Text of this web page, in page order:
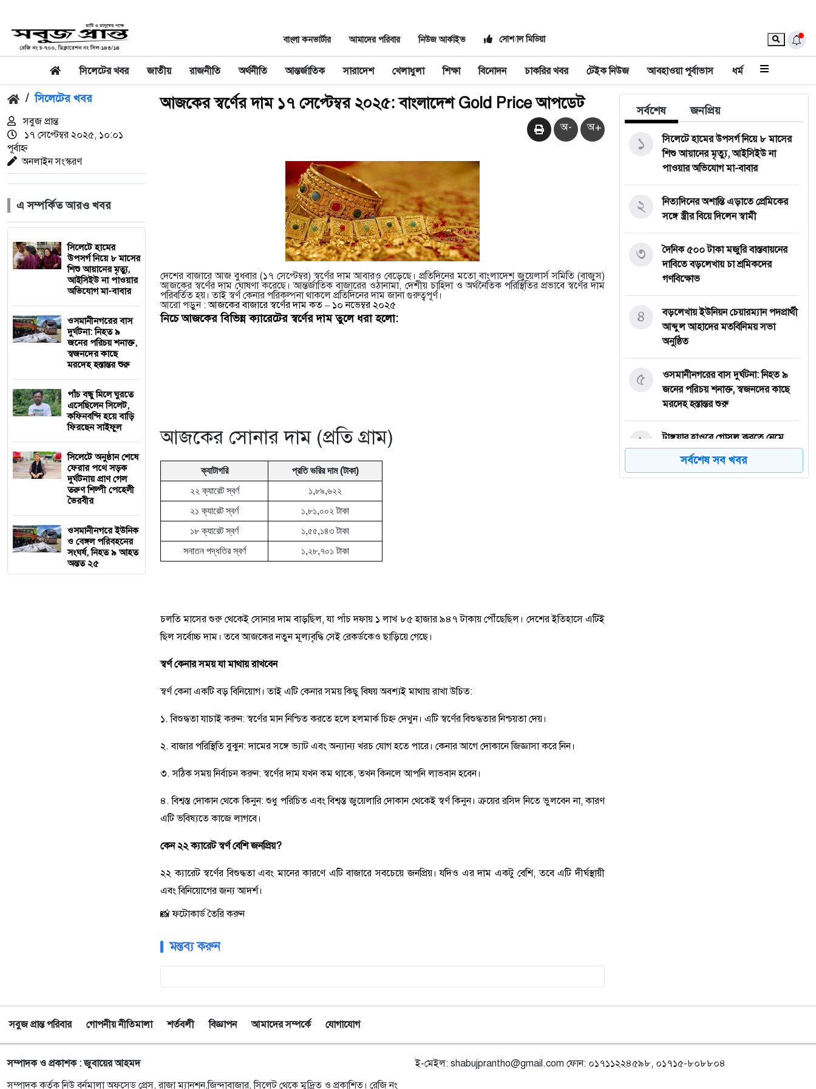
বাংলা কনভার্টার আমাদের পরিবার নিউজ আর্কাইভ সোশ্যাল মিডিয়া
সিলেটের খবর জাতীয় রাজনীতি অর্থনীতি আন্তর্জাতিক সারাদেশ খেলাধুলা শিক্ষা বিনোদন চাকরির খবর টেইক নিউজ আবহাওয়া পূর্বাভাস ধর্ম
/ সিলেটের খবর
সবুজ প্রান্ত
১৭ সেপ্টেম্বর ২০২৫, ১০:০১
পূর্বাহ্ন
অনলাইন সংস্করণ
এ সম্পর্কিত আরও খবর
সিলেটে হামের
উপসর্গ নিয়ে ৮ মাসের
শিশু আয়ানের মৃত্যু,
আইসিইউ না পাওয়ার
অভিযোগ মা-বাবার
‎ওসমানীনগরের বাস
দুর্ঘটনা: নিহত ৯
জনের পরিচয় শনাক্ত,
স্বজনদের কাছে
মরদেহ হস্তান্তর শুরু
পাঁচ বন্ধু মিলে ঘুরতে
এসেছিলেন সিলেট,
কফিনবন্দি হয়ে বাড়ি
ফিরছেন সাইফুল
সিলেটে অনুষ্ঠান শেষে
ফেরার পথে সড়ক
দুর্ঘটনায় প্রাণ গেল
তরুণ শিল্পী পেহেলী
ভৈরবীর
ওসমানীনগরে ইউনিক
ও বেঙ্গল পরিবহনের
সংঘর্ষ, নিহত ৯ আহত
অন্তত ২৫
আজকের স্বর্ণের দাম ১৭ সেপ্টেম্বর ২০২৫: বাংলাদেশ Gold Price আপডেট
অ- অ+
দেশের বাজারে আজ বুধবার (১৭ সেপ্টেম্বর) স্বর্ণের দাম আবারও বেড়েছে। প্রতিদিনের মতো বাংলাদেশ জুয়েলার্স সমিতি (বাজুস)
আজকের স্বর্ণের দাম ঘোষণা করেছে। আন্তর্জাতিক বাজারের ওঠানামা, দেশীয় চাহিদা ও অর্থনৈতিক পরিস্থিতির প্রভাবে স্বর্ণের দাম
পরিবর্তিত হয়। তাই স্বর্ণ কেনার পরিকল্পনা থাকলে প্রতিদিনের দাম জানা গুরুত্বপূর্ণ।
আরো পড়ুন :আজকের বাজারে স্বর্ণের দাম কত – ১০ নভেম্বর ২০২৫
নিচে আজকের বিভিন্ন ক্যারেটের স্বর্ণের দাম তুলে ধরা হলো:
আজকের সোনার দাম (প্রতি গ্রাম)
ক্যাটাগরি
প্রতি ভরির দাম (টাকা)
২২ ক্যারেট স্বর্ণ
১,৮৯,৬২২
২১ ক্যারেট স্বর্ণ
১,৮১,০০২ টাকা
১৮ ক্যারেট স্বর্ণ
১,৫৫,১৪৩ টাকা
সনাতন পদ্ধতির স্বর্ণ
১,২৮,৭০১ টাকা
চলতি মাসের শুরু থেকেই সোনার দাম বাড়ছিল, যা পাঁচ দফায় ১ লাখ ৮৫ হাজার ৯৪৭ টাকায় পৌঁছেছিল। দেশের ইতিহাসে এটিই
ছিল সর্বোচ্চ দাম। তবে আজকের নতুন মূল্যবৃদ্ধি সেই রেকর্ডকেও ছাড়িয়ে গেছে।
স্বর্ণ কেনার সময় যা মাথায় রাখবেন
স্বর্ণ কেনা একটি বড় বিনিয়োগ। তাই এটি কেনার সময় কিছু বিষয় অবশ্যই মাথায় রাখা উচিত:
১. বিশুদ্ধতা যাচাই করুন: স্বর্ণের মান নিশ্চিত করতে হলে হলমার্ক চিহ্ন দেখুন। এটি স্বর্ণের বিশুদ্ধতার নিশ্চয়তা দেয়।
২. বাজার পরিস্থিতি বুঝুন: দামের সঙ্গে ভ্যাট এবং অন্যান্য খরচ যোগ হতে পারে। কেনার আগে দোকানে জিজ্ঞাসা করে নিন।
৩. সঠিক সময় নির্বাচন করুন: স্বর্ণের দাম যখন কম থাকে, তখন কিনলে আপনি লাভবান হবেন।
৪. বিশ্বস্ত দোকান থেকে কিনুন: শুধু পরিচিত এবং বিশ্বস্ত জুয়েলারি দোকান থেকেই স্বর্ণ কিনুন। ক্রয়ের রসিদ নিতে ভুলবেন না, কারণ
এটি ভবিষ্যতে কাজে লাগবে।
কেন ২২ ক্যারেট স্বর্ণ বেশি জনপ্রিয়?
২২ ক্যারেট স্বর্ণের বিশুদ্ধতা এবং মানের কারণে এটি বাজারে সবচেয়ে জনপ্রিয়। যদিও এর দাম একটু বেশি, তবে এটি দীর্ঘস্থায়ী
এবং বিনিয়োগের জন্য আদর্শ।
📸 ফটোকার্ড তৈরি করুন
মন্তব্য করুন
সর্বশেষ জনপ্রিয়
সিলেটে হামের উপসর্গ নিয়ে ৮ মাসের
শিশু আয়ানের মৃত্যু, আইসিইউ না
পাওয়ার অভিযোগ মা-বাবার
১
নিত্যদিনের অশান্তি এড়াতে প্রেমিকের
সঙ্গে স্ত্রীর বিয়ে দিলেন স্বামী
২
দৈনিক ৫০০ টাকা মজুরি বাস্তবায়নের
দাবিতে বড়লেখায় চা শ্রমিকদের
গণবিক্ষোভ
৩
বড়লেখায় ইউনিয়ন চেয়ারম্যান পদপ্রার্থী
আব্দুল আহাদের মতবিনিময় সভা
অনুষ্ঠিত
৪
‎ওসমানীনগরের বাস দুর্ঘটনা: নিহত ৯
জনের পরিচয় শনাক্ত, স্বজনদের কাছে
মরদেহ হস্তান্তর শুরু
৫
টাঙ্গুয়ার হাওরে গোসল করতে নেমে
পানিতে ডুবে সিরাজগঞ্জের পর্যটকের
৬
১৬
সর্বশেষ সব খবর
সবুজ প্রান্ত পরিবার গোপনীয় নীতিমালা শর্তবলী বিজ্ঞাপন আমাদের সম্পর্কে যোগাযোগ
সম্পাদক ও প্রকাশক : জুবায়ের আহমদ
সম্পাদক কর্তৃক নিউ বর্নমালা অফসেড প্রেস, রাজা ম্যানশন,জিন্দাবাজার, সিলেট থেকে মুদ্রিত ও প্রকাশিত। রেজি নং
ই-মেইল: shabujprantho@gmail.com ফোন: ০১৭১১২২৪৫৯৮, ০১৭১৫-৮০৮৮০৪